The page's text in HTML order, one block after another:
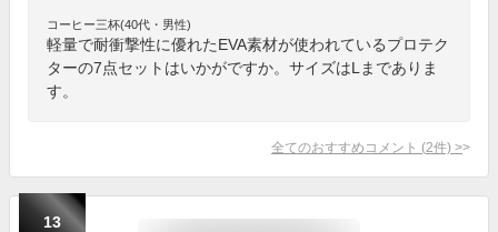
コーヒー三杯(40代・男性)
軽量で耐衝撃性に優れたEVA素材が使われているプロテク
ターの7点セットはいかがですか。サイズはLまでありま
す。
全てのおすすめコメント (2件) >
13